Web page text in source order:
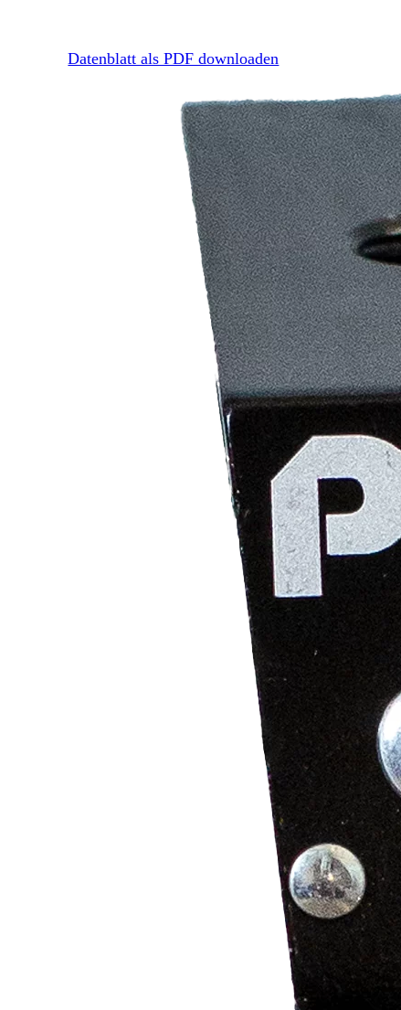
Datenblatt als PDF downloaden